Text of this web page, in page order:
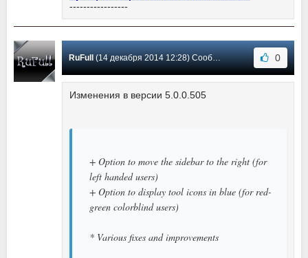
-----------------
RuFull (14 декабря 2014 12:28) Сообщение #3 0
Изменения в версии 5.0.0.505
+ Option to move the sidebar to the right (for
left handed users)
+ Option to display tool icons in blue (for red-
green colorblind users)
* Various fixes and improvements